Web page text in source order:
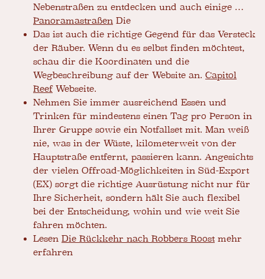
Nebenstraßen zu entdecken und auch einige …
Panoramastraßen Die
Das ist auch die richtige Gegend für das Versteck
der Räuber. Wenn du es selbst finden möchtest,
schau dir die Koordinaten und die
Wegbeschreibung auf der Website an. Capitol
ReefWebseite.
Nehmen Sie immer ausreichend Essen und
Trinken für mindestens einen Tag pro Person in
Ihrer Gruppe sowie ein Notfallset mit. Man weiß
nie, was in der Wüste, kilometerweit von der
Hauptstraße entfernt, passieren kann. Angesichts
der vielen Offroad-Möglichkeiten in Süd-Export
(EX) sorgt die richtige Ausrüstung nicht nur für
Ihre Sicherheit, sondern hält Sie auch flexibel
bei der Entscheidung, wohin und wie weit Sie
fahren möchten.
Lesen Die Rückkehr nach Robbers Roost mehr
erfahren